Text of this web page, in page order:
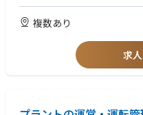
Be Professional 「個人がプロフ
しい仕組み・価値を作る」
Innovative Product to Future
・スタートアップ初期のコアメ
・電力業界のDXやスタートアッ
自治体で採用されると紙面で大
・電力業界の知見
・定量的な分析に基づき戦略を
【求める人物像】
・当社のミッション・ビジョン
複数あり
求